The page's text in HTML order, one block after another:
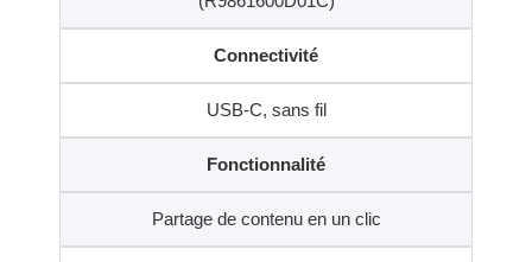
Connectivité
USB-C, sans fil
Fonctionnalité
Partage de contenu en un clic